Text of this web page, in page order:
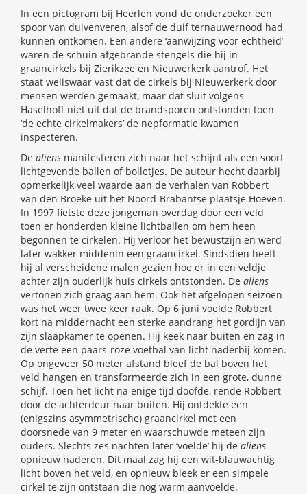
In een pictogram bij Heerlen vond de onderzoeker een
spoor van duivenveren, alsof de duif ternauwernood had
kunnen ontkomen. Een andere ‘aanwijzing voor echtheid’
waren de schuin afgebrande stengels die hij in
graancirkels bij Zierikzee en Nieuwerkerk aantrof. Het
staat weliswaar vast dat de cirkels bij Nieuwerkerk door
mensen werden gemaakt, maar dat sluit volgens
Haselhoff niet uit dat de brandsporen ontstonden toen
‘de echte cirkelmakers’ de nepformatie kwamen
inspecteren.
De aliens manifesteren zich naar het schijnt als een soort
lichtgevende ballen of bolletjes. De auteur hecht daarbij
opmerkelijk veel waarde aan de verhalen van Robbert
van den Broeke uit het Noord-Brabantse plaatsje Hoeven.
In 1997 fietste deze jongeman overdag door een veld
toen er honderden kleine lichtballen om hem heen
begonnen te cirkelen. Hij verloor het bewustzijn en werd
later wakker middenin een graancirkel. Sindsdien heeft
hij al verscheidene malen gezien hoe er in een veldje
achter zijn ouderlijk huis cirkels ontstonden. De aliens
vertonen zich graag aan hem. Ook het afgelopen seizoen
was het weer twee keer raak. Op 6 juni voelde Robbert
kort na middernacht een sterke aandrang het gordijn van
zijn slaapkamer te openen. Hij keek naar buiten en zag in
de verte een paars-roze voetbal van licht naderbij komen.
Op ongeveer 50 meter afstand bleef de bal boven het
veld hangen en transformeerde zich in een grote, dunne
schijf. Toen het licht na enige tijd doofde, rende Robbert
door de achterdeur naar buiten. Hij ontdekte een
(enigszins asymmetrische) graancirkel met een
doorsnede van 9 meter en waarschuwde meteen zijn
ouders. Slechts zes nachten later ‘voelde’ hij de aliens
opnieuw naderen. Dit maal zag hij een wit-blauwachtig
licht boven het veld, en opnieuw bleek er een simpele
cirkel te zijn ontstaan die nog warm aanvoelde.